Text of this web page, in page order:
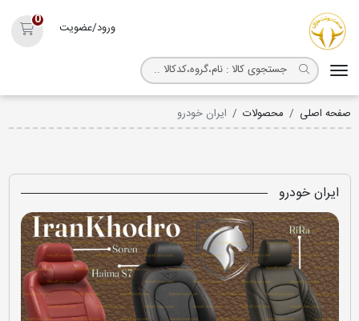
ورود/عضویت
0
صفحه اصلی محصولات ایران خودرو
ایران خودرو